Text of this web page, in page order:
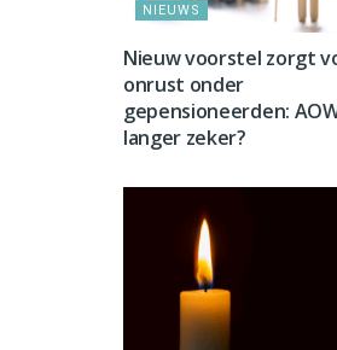
NIEUWS
Nieuw voorstel zorgt
onrust onder
gepensioneerden:
langer zeker?